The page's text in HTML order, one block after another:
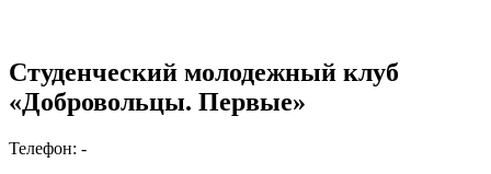
Студенческий молодежный клуб
«Добровольцы. Первые»
Телефон: -